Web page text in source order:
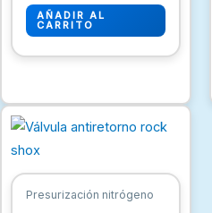
AÑADIR AL
CARRITO
Presurización nitrógeno
Rango
de
77,00 €
hastamúltiples